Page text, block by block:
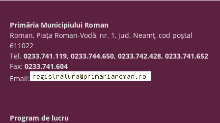
Primăria Municipiului Roman
Roman, Piaţa Roman-Vodă, nr. 1, jud. Neamţ, cod poştal
611022
Tel. 0233.741.119, 0233.744.650, 0233.742.428, 0233.741.652
Fax: 0233.741.604
Email:
Program de lucru